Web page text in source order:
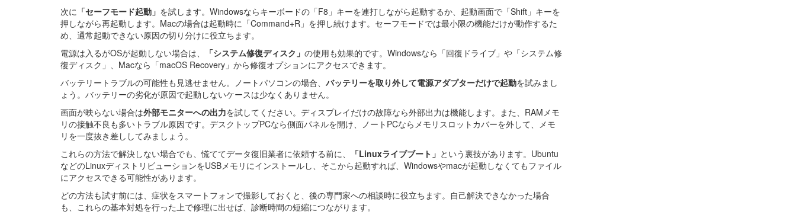
次に 「セーフモード起動」 を試します。Windowsならキーボードの「F8」キーを連打しながら起動するか、起動画面で「Shift」キーを
押しながら再起動します。Macの場合は起動時に「Command+R」を押し続けます。セーフモードでは最小限の機能だけが動作するた
め、通常起動できない原因の切り分けに役立ちます。
電源は入るがOSが起動しない場合は、
「システム修復ディスク」 の使用も効果的です。Windowsなら「回復ドライブ」や「システム修
復ディスク」、Macなら「macOS Recovery」から修復オプションにアクセスできます。
バッテリートラブルの可能性も見逃せません。ノートパソコンの場合、 バッテリーを取り外して電源アダプターだけで起動を試みまし
ょう。バッテリーの劣化が原因で起動しないケースは少なくありません。
画面が映らない場合は外部モニターへの出力を試してください。ディスプレイだけの故障なら外部出力は機能します。また、RAMメモ
リの接触不良も多いトラブル原因です。デスクトップPCなら側面パネルを開け、ノートPCならメモリスロットカバーを外して、メモ
リを一度抜き差ししてみましょう。
これらの方法で解決しない場合でも、慌ててデータ復旧業者に依頼する前に、
「Linuxライブブート」 という裏技があります。Ubuntu
などのLinuxディストリビューションをUSBメモリにインストールし、そこから起動すれば、Windowsやmacが起動しなくてもファイル
にアクセスできる可能性があります。
どの方法も試す前には、症状をスマートフォンで撮影しておくと、後の専門家への相談時に役立ちます。自己解決できなかった場合
も、これらの基本対処を行った上で修理に出せば、診断時間の短縮につながります。